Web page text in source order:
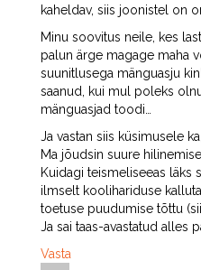
kaheldav, siis joonistel on
Minu soovitus neile, kes
palun ärge magage maha
suunitlusega mänguasju
saanud, kui mul poleks
mänguasjad toodi…
Ja vastan siis küsimusele
Ma jõudsin suure
Kuidagi teismeliseeas läks
ilmselt koolihariduse
toetuse puudumise tõttu
Ja sai taas-avastatud alles
Vasta